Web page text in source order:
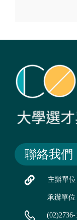
聯絡我們
主辦單
承辦單